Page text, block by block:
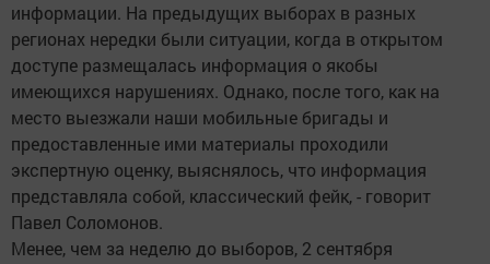
информации. На предыдущих выборах в разных
регионах нередки были ситуации, когда в открытом
доступе размещалась информация о якобы
имеющихся нарушениях. Однако, после того, как на
место выезжали наши мобильные бригады и
предоставленные ими материалы проходили
экспертную оценку, выяснялось, что информация
представляла собой, классический фейк, - говорит
Павел Соломонов.
Менее, чем за неделю до выборов, 2 сентября